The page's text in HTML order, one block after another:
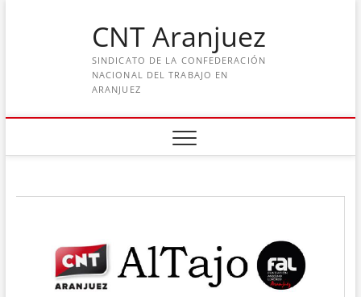
CNT Aranjuez
SINDICATO DE LA CONFEDERACIÓN
NACIONAL DEL TRABAJO EN
ARANJUEZ